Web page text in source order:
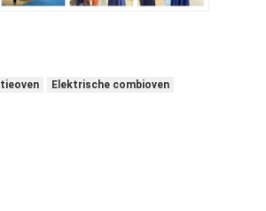
commerciële presentaties
Elektrische combioven